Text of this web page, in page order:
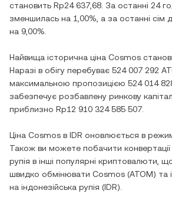
становить Rp24 637,68 . За останні 24
зменшилась на 1,00% , а за останні сім
на 9,00%
Найвища історична ціна Cosmos
Наразі в обігу перебуває 524 007 292
максимальною пропозицією 524 014
забезпечує розбавлену ринкову
приблизно Rp12 910 324 585 507
Ціна Cosmos в IDR оновлюється в
Також ви можете побачити конвертації
рупія в інші популярні криптовалюти,
швидко обмінювати Cosmos (ATOM) та
на індонезійська рупія (IDR).